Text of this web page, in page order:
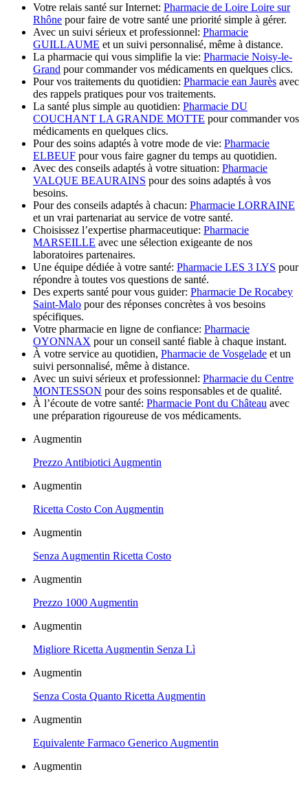
Votre relais santé sur Internet: Pharmacie de Loire Loire sur
Rhône pour faire de votre santé une priorité simple à gérer.
Avec un suivi sérieux et professionnel: Pharmacie
GUILLAUME et un suivi personnalisé, même à distance.
La pharmacie qui vous simplifie la vie: Pharmacie Noisy-le-
Grand pour commander vos médicaments en quelques clics.
Pour vos traitements du quotidien: Pharmacie ean Jaurès avec
des rappels pratiques pour vos traitements.
La santé plus simple au quotidien: Pharmacie DU
COUCHANT LA GRANDE MOTTE pour commander vos
médicaments en quelques clics.
Pour des soins adaptés à votre mode de vie: Pharmacie
ELBEUF pour vous faire gagner du temps au quotidien.
Avec des conseils adaptés à votre situation: Pharmacie
VALQUE BEAURAINS pour des soins adaptés à vos
besoins.
Pour des conseils adaptés à chacun: Pharmacie LORRAINE
et un vrai partenariat au service de votre santé.
Choisissez l’expertise pharmaceutique: Pharmacie
MARSEILLE avec une sélection exigeante de nos
laboratoires partenaires.
Une équipe dédiée à votre santé: Pharmacie LES 3 LYS pour
répondre à toutes vos questions de santé.
Des experts santé pour vous guider: Pharmacie De Rocabey
Saint-Malo pour des réponses concrètes à vos besoins
spécifiques.
Votre pharmacie en ligne de confiance: Pharmacie
OYONNAX pour un conseil santé fiable à chaque instant.
À votre service au quotidien, Pharmacie de Vosgelade et un
suivi personnalisé, même à distance.
Avec un suivi sérieux et professionnel: Pharmacie du Centre
MONTESSON pour des soins responsables et de qualité.
À l’écoute de votre santé: Pharmacie Pont du Château avec
une préparation rigoureuse de vos médicaments.
Augmentin
Prezzo Antibiotici Augmentin
Augmentin
Ricetta Costo Con Augmentin
Augmentin
Senza Augmentin Ricetta Costo
Augmentin
Prezzo 1000 Augmentin
Augmentin
Migliore Ricetta Augmentin Senza Lì
Augmentin
Senza Costa Quanto Ricetta Augmentin
Augmentin
Equivalente Farmaco Generico Augmentin
Augmentin